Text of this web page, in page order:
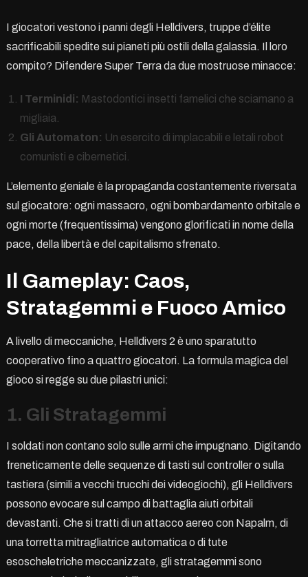
I giocatori vestono i panni degli Helldivers, truppe d’élite
sacrificabili spedite sui pianeti più ostili della galassia. Il loro
compito? Difendere Super Terra da due mostruose minacce:
I Terminidi: Mastodontici insetti famelici che sciamano a
migliaia.
Gli Automaton: Un esercito di implacabili e letali robot
comunisti e cibernetici.
L’elemento geniale è la propaganda costantemente riversata
sul giocatore: ogni massacro, ogni bombardamento orbitale e
ogni morte (frequentissima) vengono glorificati in nome della
pace, della libertà e del capitalismo sfrenato.
Il Gameplay: Caos,
Stratagemmi e Fuoco Amico
A livello di meccaniche, Helldivers 2 è uno sparatutto
cooperativo fino a quattro giocatori. La formula magica del
gioco si regge su due pilastri unici:
1. Gli Stratagemmi
I soldati non contano solo sulle armi che impugnano. Digitando
freneticamente delle sequenze di tasti sul controller o sulla
tastiera (simili a vecchi trucchi dei videogiochi), gli Helldivers
possono evocare sul campo di battaglia aiuti orbitali
devastanti. Che si tratti di un attacco aereo con Napalm, di
una torretta mitragliatrice automatica o di tute
esoscheletriche meccanizzate, gli stratagemmi sono